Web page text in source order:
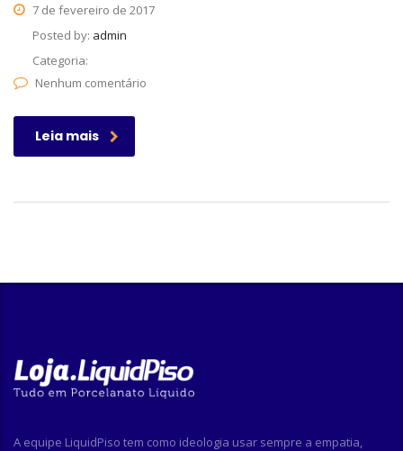
7 de fevereiro de 2017
Posted by: admin
Categoria:
Nenhum comentário
Leia mais
A equipe LiquidPiso tem como ideologia usar sempre a empatia,